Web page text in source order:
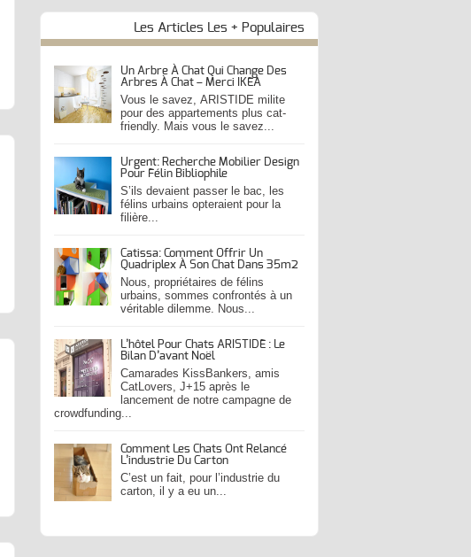
Les Articles Les + Populaires
Un Arbre À Chat Qui Change Des
Arbres À Chat – Merci IKEA
Vous le savez, ARISTIDE milite
pour des appartements plus cat-
friendly. Mais vous le savez...
Urgent: Recherche Mobilier Design
Pour Félin Bibliophile
S’ils devaient passer le bac, les
félins urbains opteraient pour la
filière...
Catissa: Comment Offrir Un
Quadriplex À Son Chat Dans 35m2
Nous, propriétaires de félins
urbains, sommes confrontés à un
véritable dilemme. Nous...
L’hôtel Pour Chats ARISTIDE : Le
Bilan D’avant Noël
Camarades KissBankers, amis
CatLovers, J+15 après le
lancement de notre campagne de
crowdfunding...
Comment Les Chats Ont Relancé
L’industrie Du Carton
C’est un fait, pour l’industrie du
carton, il y a eu un...